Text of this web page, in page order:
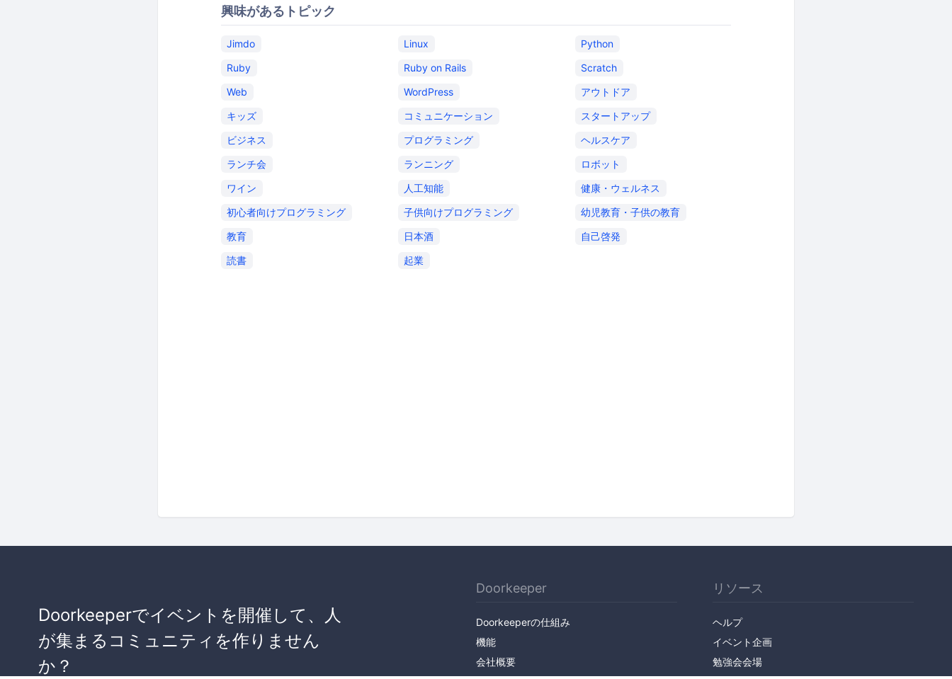
興味があるトピック
Jimdo Linux
Python
Ruby
Ruby on Rails
Scratch
Web
WordPress
アウトドア
キッズ
コミュニケーション
スタートアップ
ビジネス
プログラミング
ヘルスケア
ランチ会
ランニング
ロボット
ワイン
人工知能
健康・ウェルネス
初心者向けプログラミング
子供向けプログラミング
幼児教育・子供の教育
教育
日本酒
自己啓発
読書
起業
Doorkeeperでイベントを開催して、人
が集まるコミュニティを作りません
か？
Doorkeeper
Doorkeeperの仕組み
機能
会社概要
リソース
ヘルプ
イベント企画
勉強会会場